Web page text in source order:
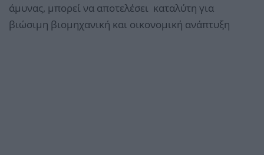
άμυνας, μπορεί να αποτελέσει καταλύτη για
βιώσιμη βιομηχανική και οικονομική ανάπτυξη